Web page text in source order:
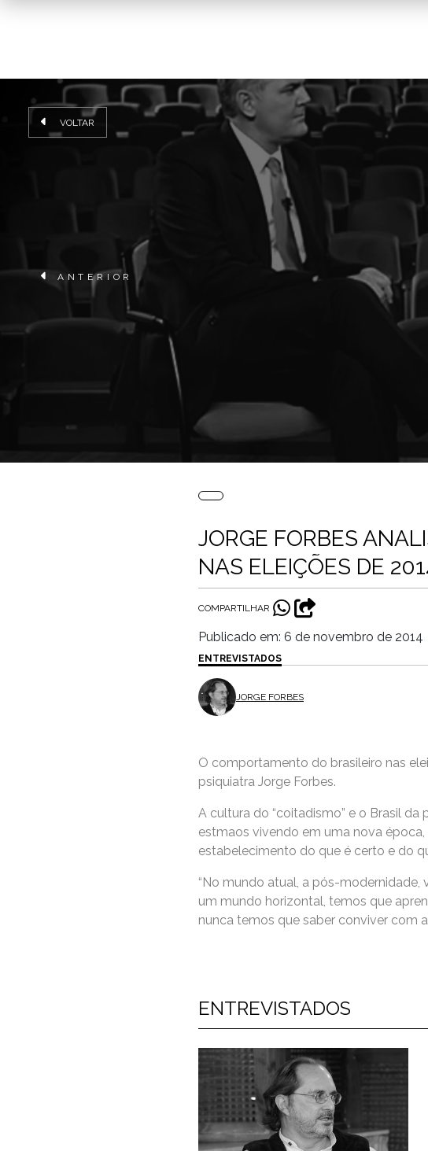
VOLTAR
ANTERIOR
JORGE FORBES
NAS ELEIÇÕES DE
COMPARTILHAR
Publicado em: 6 de novembro de 2014
ENTREVISTADOS
JORGE FORBES
O comportamento do brasileiro nas
psiquiatra Jorge Forbes.
A cultura do “coitadismo” e o Brasil
estmaos vivendo em uma nova
estabelecimento do que é certo e do
“No mundo atual, a pós-
um mundo horizontal, temos que
nunca temos que saber conviver com
ENTREVISTADOS